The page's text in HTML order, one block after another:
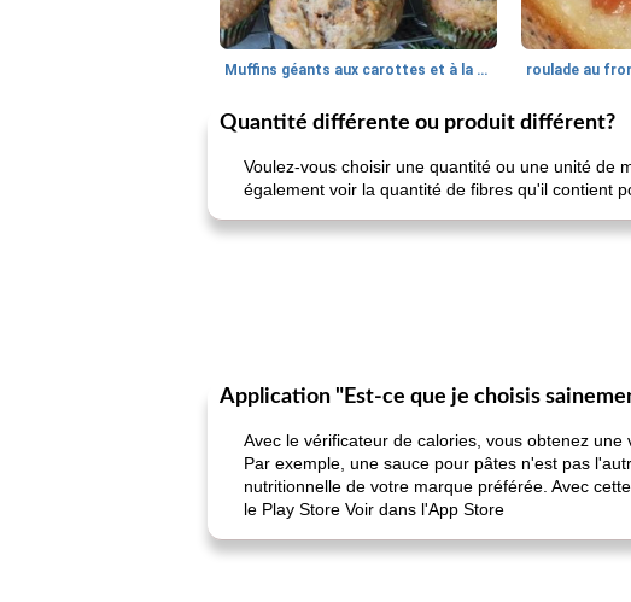
Muffins géants aux carottes et à la banane de Nif roulade au
Quantité différente ou produit différent?
Voulez-vous choisir une quantité ou une unité de
également voir la quantité de fibres qu'il contient
Application "Est-ce que je choisis
Avec le vérificateur de calories, vous obtenez
Par exemple, une sauce pour pâtes n'est pas
nutritionnelle de votre marque préférée. Avec
le Play Store Voir dans l'App Store